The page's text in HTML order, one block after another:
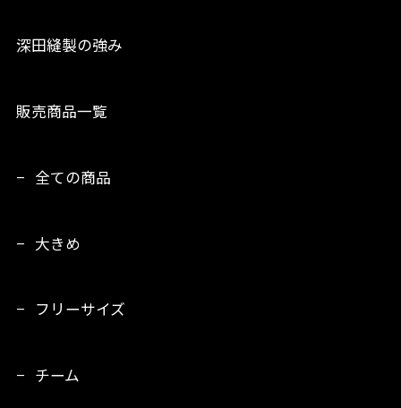
深田縫製の強み
販売商品一覧
全ての商品
大きめ
フリーサイズ
チーム